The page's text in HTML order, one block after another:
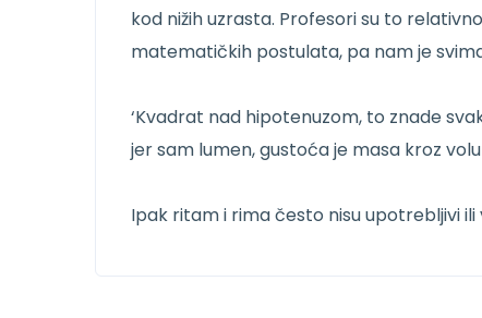
kod nižih uzrasta. Profesori su to
matematičkih postulata, pa nam je
‘Kvadrat nad hipotenuzom, to znade
jer sam lumen, gustoća je masa kroz
Ipak ritam i rima često nisu upotrebljivi